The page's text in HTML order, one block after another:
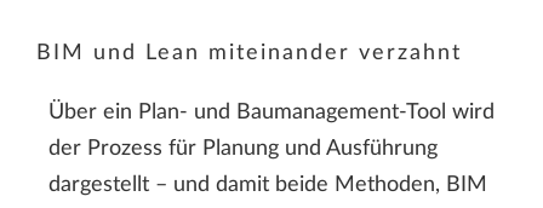
BIM und Lean miteinander verzahnt
Über ein Plan- und Baumanagement-Tool wird
der Prozess für Planung und Ausführung
dargestellt – und damit beide Methoden, BIM